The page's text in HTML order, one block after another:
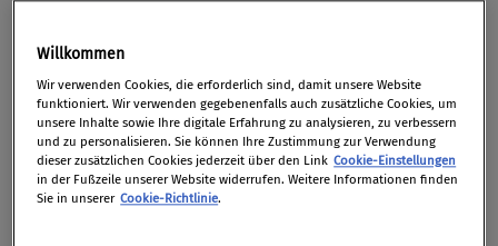
Mag. Martin Kreutner MSc
Dean Emeritus bei IACA - International Anti-
Corruption Academy
Willkommen
Wir verwenden Cookies, die erforderlich sind, damit unsere Website
funktioniert. Wir verwenden gegebenenfalls auch zusätzliche Cookies, um
unsere Inhalte sowie Ihre digitale Erfahrung zu analysieren, zu verbessern
und zu personalisieren. Sie können Ihre Zustimmung zur Verwendung
dieser zusätzlichen Cookies jederzeit über den Link Cookie-Einstellungen
in der Fußzeile unserer Website widerrufen. Weitere Informationen finden
Sie in unserer Cookie-Richtlinie.